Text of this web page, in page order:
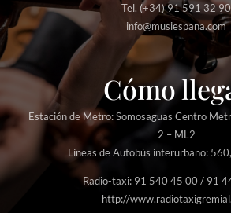
Tel. (+34) 91 591 32 90
info@musiespana.com
Cómo
Estación de Metro: Somosaguas Centro
2 – ML2
Líneas de Autobús interurbano:
Radio-taxi: 91 540 45 00 / 91
http://